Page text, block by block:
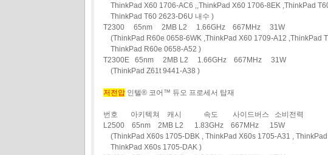
ThinkPad X60 1706-AC6 ,,ThinkPad X60 1706-8EK ,ThinkPad
ThinkPad T60 2623-D6U 내수 )
T2300 65nm 2MB L2 1.66GHz 667MHz 31W
(ThinkPad R60e 0658-6WK ,ThinkPad X60 1709-A12 ,ThinkPad
ThinkPad R60e 0658-A52 )
T2300E 65nm 2MB L2 1.66GHz 667MHz 31W
(ThinkPad Z61t 9441-A38 )
저전압인텔® 코어™ 듀오 프로세서 탑재
번호 아키텍쳐 캐시 속도 사이드버스 소비전력
L2500 65nm 2MB L2 1.83GHz 667MHz 15W
(ThinkPad X60s 1705-DBK , ThinkPad X60s 1705-A31 ,
ThinkPad X60s 1705-DAK )